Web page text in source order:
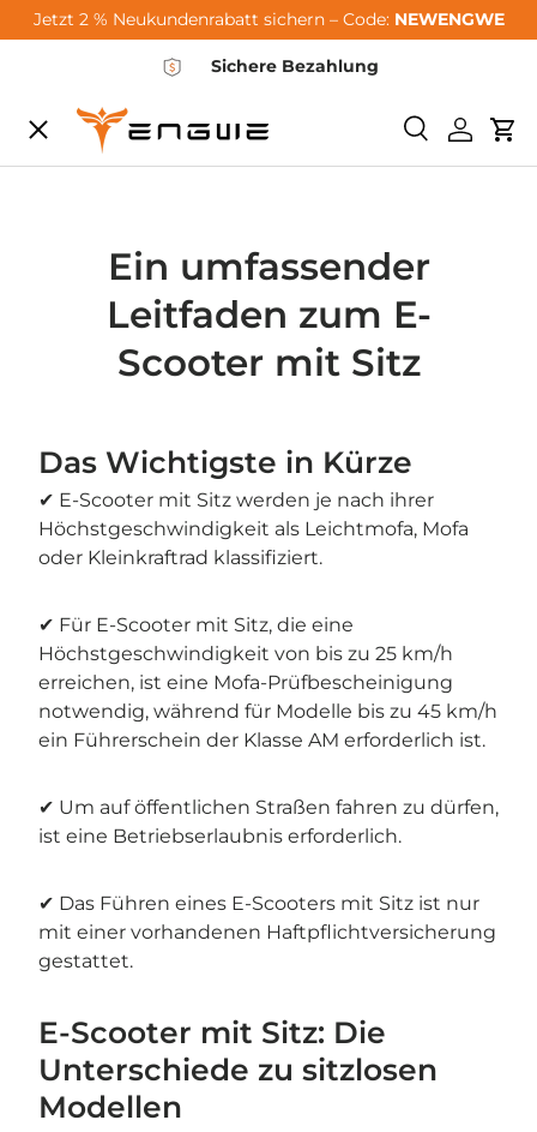
Zum Inhalt springen
Jetzt 2 % Neukundenrabatt sichern – Code: NEWENGWE
Sichere Bezahlung
Suchen
Speisekarte
City-Sale
E-Bikes
Support
Ein umfassender
Leitfaden zum E-
Scooter mit Sitz
Das Wichtigste in Kürze
✔ E-Scooter mit Sitz werden je nach ihrer
Höchstgeschwindigkeit als Leichtmofa, Mofa
oder Kleinkraftrad klassifiziert.
✔ Für E-Scooter mit Sitz, die eine
Höchstgeschwindigkeit von bis zu 25 km/h
erreichen, ist eine Mofa-Prüfbescheinigung
notwendig, während für Modelle bis zu 45 km/h
ein Führerschein der Klasse AM erforderlich ist.
✔ Um auf öffentlichen Straßen fahren zu dürfen,
ist eine Betriebserlaubnis erforderlich.
✔ Das Führen eines E-Scooters mit Sitz ist nur
mit einer vorhandenen Haftpflichtversicherung
gestattet.
E-Scooter mit Sitz: Die
Unterschiede zu sitzlosen
Modellen